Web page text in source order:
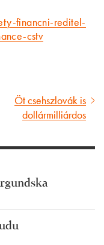
financni-reditel-
cstv
Öt csehszlovák is
dollármilliárdos